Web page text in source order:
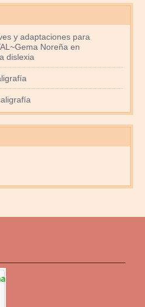
y adaptaciones para
Noreña en
dislexia